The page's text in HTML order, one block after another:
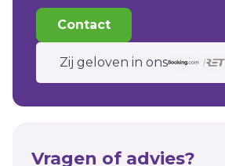
Contact
Zij geloven in ons
Vragen of advies?